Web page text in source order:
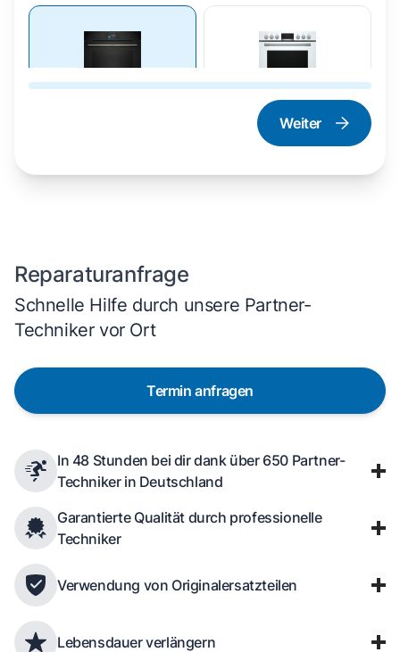
Herd und Backofen
Weiter
Reparaturanfrage
Schnelle Hilfe durch unsere Partner-
Techniker vor Ort
Termin anfragen
In 48 Stunden bei dir dank über 650 Partner-
Techniker in Deutschland
Garantierte Qualität durch professionelle
Techniker
Verwendung von Originalersatzteilen
Lebensdauer verlängern